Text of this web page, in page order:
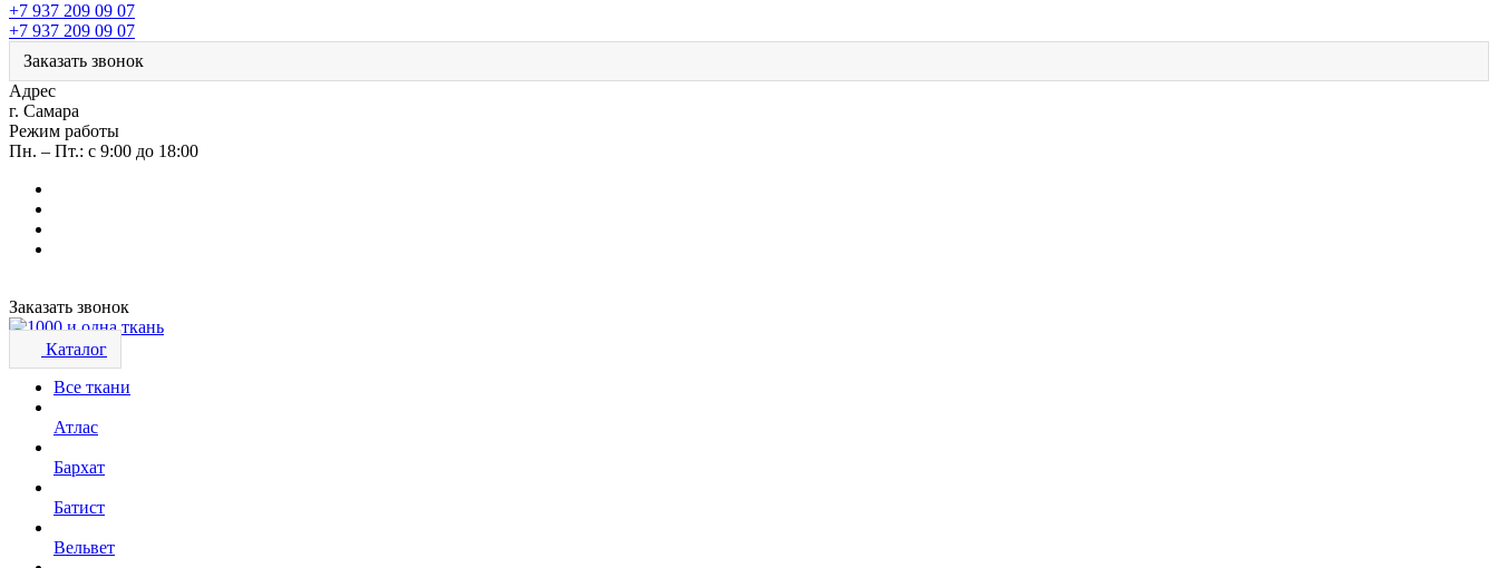
+7 937 209 09 07
+7 937 209 09 07
Заказать звонок
Адрес
г. Самара
Режим работы
Пн. – Пт.: с 9:00 до 18:00
Заказать звонок
Каталог
Все ткани
Атлас
Бархат
Батист
Вельвет